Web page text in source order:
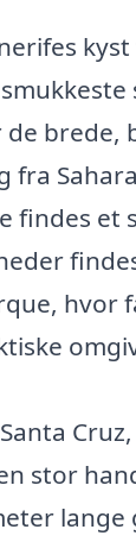
de brede,
findes et
hvor
stor
lange